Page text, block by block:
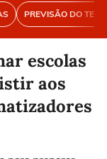
PREVISÃO DO
escolas
aos